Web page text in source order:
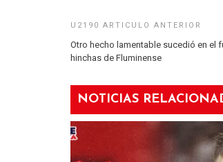
Otro hecho lamentable sucedió en el
hinchas de Fluminense
NOTICIAS